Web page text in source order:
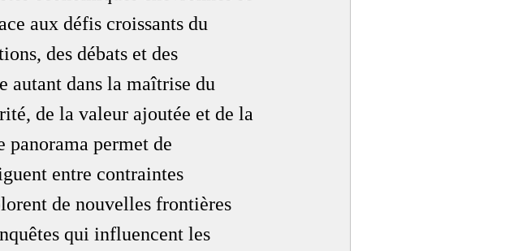
aux défis croissants du
des débats et des
autant dans la maîtrise du
de la valeur ajoutée et de la
panorama permet de
entre contraintes
de nouvelles frontières
qui influencent les